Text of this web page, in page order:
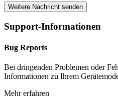
Weitere Nachricht senden
Support-Informationen
Bug Reports
Bei dringenden Problemen oder
Informationen zu Ihrem
Mehr erfahren